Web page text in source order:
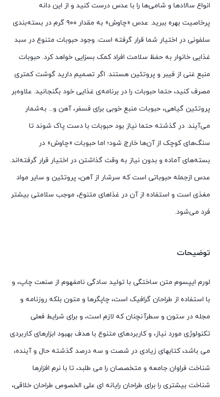
انواع سالادها و شامی‌ها را با عدس درست کنید و از این دانه
پرخاصیت بهره ببرید. عدس «چاوش» به مقدار ۹۰۰ گرم در بسته‌بندی
سلفونی در اختیار شما قرار گرفته است. وجود حبوبات متنوع در سبد
غذایی خانوار به حفظ سلامت افراد کمک بسزایی خواهد کرد. حبوبات
منبع غنی از فیبر و پروتئین هستند. اگر تصمیم دارید گوشت کمتری
مصرف کنید، حتما حبوبات را در برنامه‌ی غذایی خود بگنجانید. علاوه‌بر
پروتئین گیاهی، حبوبات منبع خوبی برای فسفر، آهن و... به‌شمار
می‌آیند. در گذشته حتما نیاز بود حبوبات با دست پاک شوند تا
سنگ‌های کوچک از آن‌ها خارج شود؛ اما حبوبات «چاوش» در
بسته‌های آماده و بدون نیاز به وقت گذاشتن در اختیار قرار گرفته‌اند.
عدس از‌جمله حبوباتی است که سرشار از آهن، پروتئین و سایر مواد
مغذی است و استفاده از آن در غذاهای متنوع، موجب سلامتی بیشتر
فرد می‌شود.
توضیحات
لورم ایپسوم متن ساختگی با تولید سادگی نامفهوم از صنعت چاپ، و
با استفاده از طراحان گرافیک است، چاپگرها و متون بلکه روزنامه و
مجله در ستون و سطرآنچنان که لازم است، و برای شرایط فعلی
تکنولوژی مورد نیاز، و کاربردهای متنوع با هدف بهبود ابزارهای کاربردی
می باشد، کتابهای زیادی در شصت و سه درصد گذشته حال و آینده،
شناخت فراوان جامعه و متخصصان را می طلبد، تا با نرم افزارها
شناخت بیشتری را برای طراحان رایانه ای علی الخصوص طراحان خلاقی،